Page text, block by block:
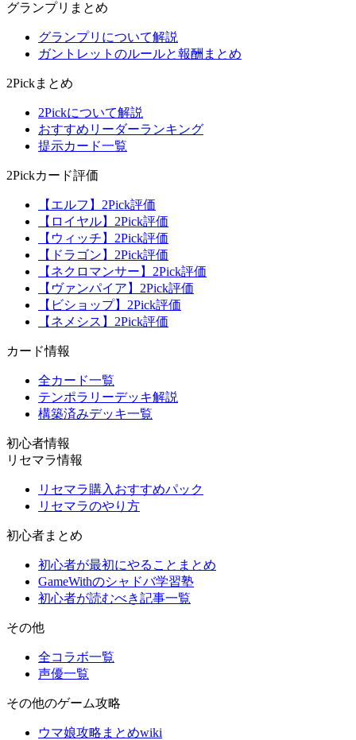
グランプリまとめ
グランプリについて解説
ガントレットのルールと報酬まとめ
2Pickまとめ
2Pickについて解説
おすすめリーダーランキング
提示カード一覧
2Pickカード評価
【エルフ】2Pick評価
【ロイヤル】2Pick評価
【ウィッチ】2Pick評価
【ドラゴン】2Pick評価
【ネクロマンサー】2Pick評価
【ヴァンパイア】2Pick評価
【ビショップ】2Pick評価
【ネメシス】2Pick評価
カード情報
全カード一覧
テンポラリーデッキ解説
構築済みデッキ一覧
初心者情報
リセマラ情報
リセマラ購入おすすめパック
リセマラのやり方
初心者まとめ
初心者が最初にやることまとめ
GameWithのシャドバ学習塾
初心者が読むべき記事一覧
その他
全コラボ一覧
声優一覧
その他のゲーム攻略
ウマ娘攻略まとめwiki